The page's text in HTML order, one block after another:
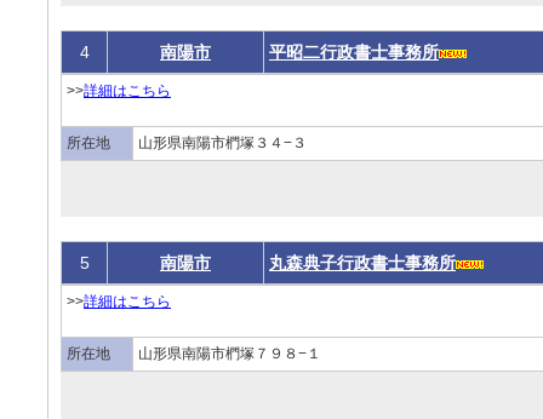
4 南陽市 平昭二行政書士事務所
>>詳細はこちら
所在地 山形県南陽市椚塚３４−３
5 南陽市 丸森典子行政書士事務所
>>詳細はこちら
所在地 山形県南陽市椚塚７９８−１